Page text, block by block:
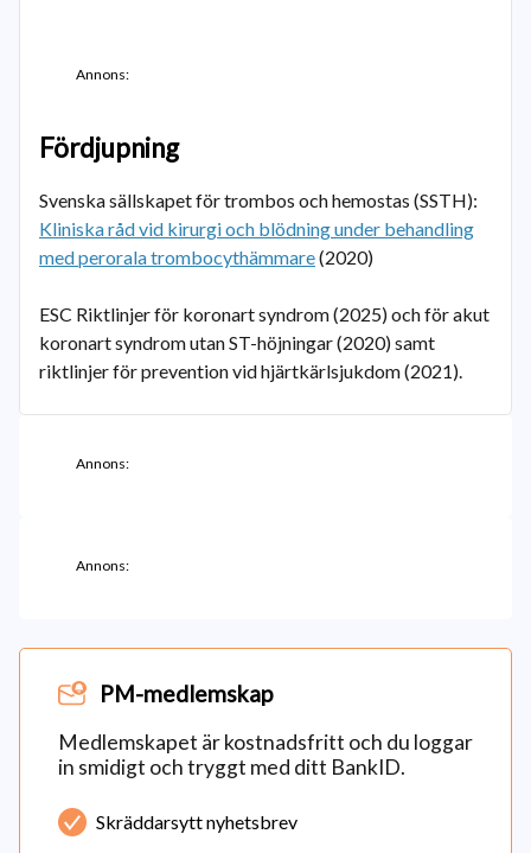
Annons:
Fördjupning
Svenska sällskapet för trombos och hemostas (SSTH):
Kliniska råd vid kirurgi och blödning under behandling
med perorala trombocythämmare(2020)
ESC Riktlinjer för koronart syndrom (2025) och för akut
koronart syndrom utan ST-höjningar (2020) samt
riktlinjer för prevention vid hjärtkärlsjukdom (2021).
Annons:
Annons:
PM-medlemskap
Medlemskapet är kostnadsfritt och du loggar
in smidigt och tryggt med ditt BankID.
Skräddarsytt nyhetsbrev